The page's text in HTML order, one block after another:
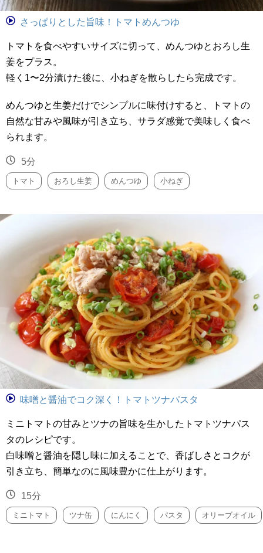
さっぱりとした旨味！トマトめんつゆ
トマトを食べやすいサイズに切って、めんつゆとおろし生
姜をプラス。
軽く1〜2分漬けた後に、小ねぎを散らしたら完成です。
めんつゆと生姜だけでシンプルに味付けすると、トマトの
自然な甘みや風味が引き立ち、サラダ感覚で美味しく食べ
られます。
5分
トマト おろし生姜 めんつゆ 小ねぎ
味噌と醤油でコク深く！トマトツナパスタ
ミニトマトの甘みとツナの旨味を生かしたトマトツナパス
タのレシピです。
白味噌と醤油を隠し味に加えることで、香ばしさとコクが
引き立ち、簡単なのに風味豊かに仕上がります。
15分
ミニトマト ツナ缶 にんにく パスタ オリーブオイル